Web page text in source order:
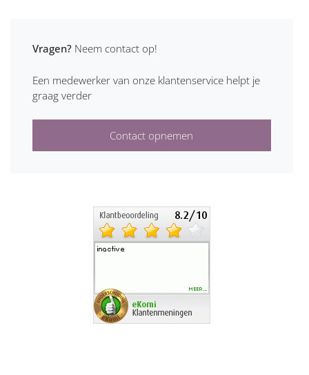
Vragen? Neem contact op!
Een medewerker van onze klantenservice helpt je
graag verder
Contact opnemen